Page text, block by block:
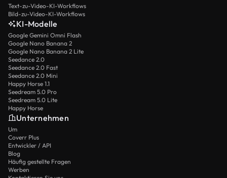
Text-zu-Video-KI-Workflows
Bild-zu-Video-KI-Workflows
KI-Modelle
Google Gemini Omni Flash
Google Nano Banana 2
Google Nano Banana 2 Lite
Seedance 2.0
Seedance 2.0 Fast
Seedance 2.0 Mini
Happy Horse 1.1
Seedream 5.0 Pro
Seedream 5.0 Lite
Happy Horse
Unternehmen
Um
Coverr Plus
Entwickler / API
Blog
Häufig gestellte Fragen
Werben